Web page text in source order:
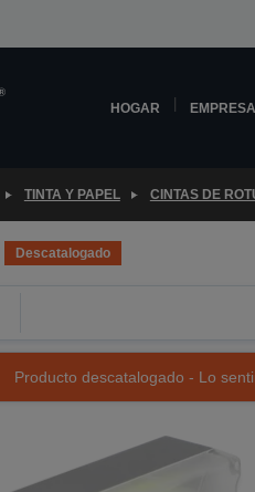
HOGAR EMPRESA
TINTA Y PAPEL CINTAS DE
Descatalogado
Producto descatalogado - Lo